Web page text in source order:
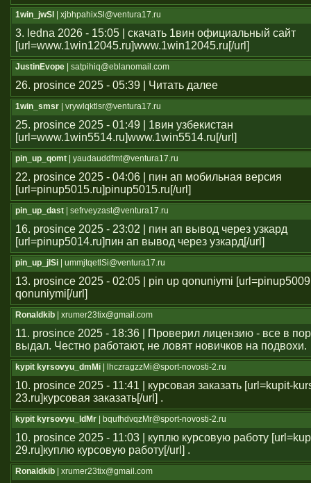
1win_jwSl | xjbhpahixSl@ventura17.ru
3. ledna 2026 - 15:05 | скачать 1вин официальный сайт
[url=www.1win12045.ru]www.1win12045.ru[/url]
JustinEvope | satpihiq@eblanomail.com
26. prosince 2025 - 05:39 | Читать далее
1win_smsr | vrywlqktlsr@ventura17.ru
25. prosince 2025 - 01:49 | 1вин узбекистан
[url=www.1win5514.ru]www.1win5514.ru[/url]
pin_up_qomt | yaudauddfmt@ventura17.ru
22. prosince 2025 - 04:06 | пин ап мобильная версия
[url=pinup5015.ru]pinup5015.ru[/url]
pin_up_dast | sefrveyzast@ventura17.ru
16. prosince 2025 - 23:02 | пин ап вывод через узкард
[url=pinup5014.ru]пин ап вывод через узкард[/url]
pin_up_jlSi | ummjtqetlSi@ventura17.ru
13. prosince 2025 - 02:05 | pin up qonuniymi
qonuniymi[/url]
Ronaldkib | xrumer23tix@gmail.com
11. prosince 2025 - 18:36 | Проверил лицензию - все в
выдал. Честно работают, не ловят новичков на подвохи.
kypit kyrsovyu_dmMi | lhczragzzMi@sport-novosti-2.ru
10. prosince 2025 - 11:41 | курсовая заказать [url=kupit-
23.ru]курсовая заказать[/url] .
kypit kyrsovyu_ldMr | bqufhdvqzMr@sport-novosti-2.ru
10. prosince 2025 - 11:03 | куплю курсовую работу
29.ru]куплю курсовую работу[/url] .
Ronaldkib | xrumer23tix@gmail.com